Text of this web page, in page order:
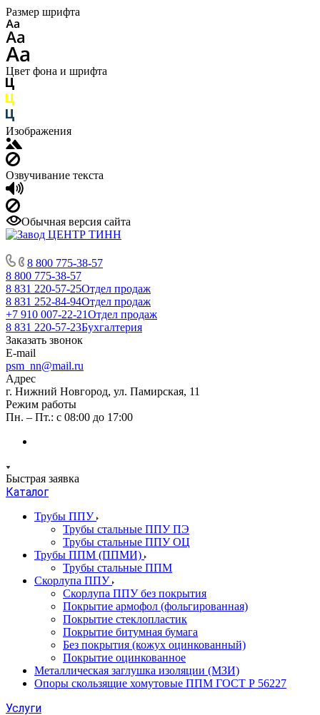
Размер шрифта
Цвет фона и шрифта
Изображения
Озвучивание текста
Обычная версия сайта
8 800 775-38-57
8 800 775-38-57
8 831 220-57-25Отдел продаж
8 831 252-84-94Отдел продаж
+7 910 007-22-21Отдел продаж
8 831 220-57-23Бухгалтерия
Заказать звонок
E-mail
psm_nn@mail.ru
Адрес
г. Нижний Новгород, ул. Памирская, 11
Режим работы
Пн. – Пт.: с 08:00 до 17:00
Быстрая заявка
Каталог
Трубы ППУ
Трубы стальные ППУ ПЭ
Трубы стальные ППУ ОЦ
Трубы ППМ (ППМИ)
Трубы стальные ППМ
Скорлупа ППУ
Скорлупа ППУ без покрытия
Покрытие армофол (фольгированная)
Покрытие стеклопластик
Покрытие битумная бумага
Без покрытия (кожух оцинкованный)
Покрытие оцинкованное
Металлическая заглушка изоляции (МЗИ)
Опоры скользящие хомутовые ППМ ГОСТ Р 56227
Услуги